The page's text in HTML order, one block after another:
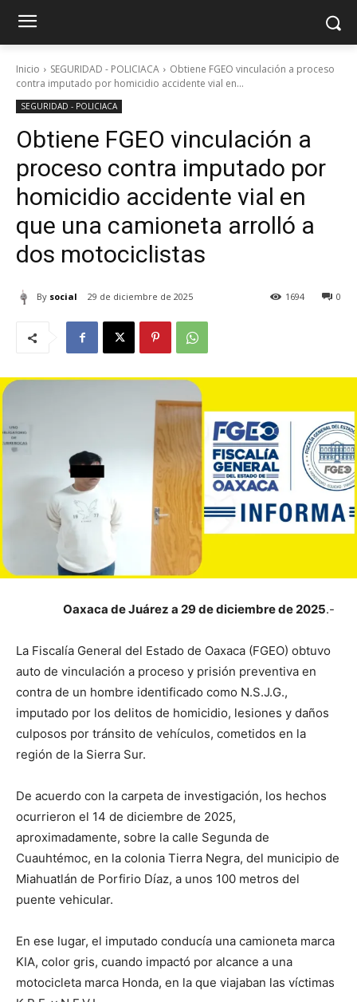
Inicio SEGURIDAD - POLICIACA
Obtiene FGEO vinculación a proceso
contra imputado por homicidio accidente vial en...
SEGURIDAD - POLICIACA
Obtiene FGEO vinculación a
proceso contra imputado por
homicidio accidente vial en
que una camioneta arrolló a
dos motociclistas
By social 29 de diciembre de 2025 0
1694
Oaxaca de Juárez a 29 de diciembre de 2025.-
La Fiscalía General del Estado de Oaxaca (FGEO) obtuvo
auto de vinculación a proceso y prisión preventiva en
contra de un hombre identificado como N.S.J.G.,
imputado por los delitos de homicidio, lesiones y daños
culposos por tránsito de vehículos, cometidos en la
región de la Sierra Sur.
De acuerdo con la carpeta de investigación, los hechos
ocurrieron el 14 de diciembre de 2025,
aproximadamente, sobre la calle Segunda de
Cuauhtémoc, en la colonia Tierra Negra, del municipio de
Miahuatlán de Porfirio Díaz, a unos 100 metros del
puente vehicular.
En ese lugar, el imputado conducía una camioneta marca
KIA, color gris, cuando impactó por alcance a una
motocicleta marca Honda, en la que viajaban las víctimas